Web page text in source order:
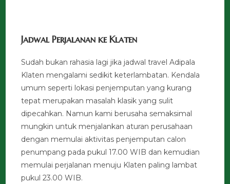
Jadwal Perjalanan ke Klaten
Sudah bukan rahasia lagi jika jadwal travel Adipala
Klaten mengalami sedikit keterlambatan. Kendala
umum seperti lokasi penjemputan yang kurang
tepat merupakan masalah klasik yang sulit
dipecahkan. Namun kami berusaha semaksimal
mungkin untuk menjalankan aturan perusahaan
dengan memulai aktivitas penjemputan calon
penumpang pada pukul 17.00 WIB dan kemudian
memulai perjalanan menuju Klaten paling lambat
pukul 23.00 WIB.